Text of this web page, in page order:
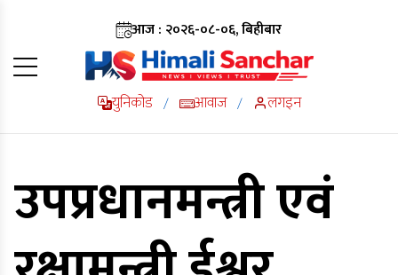
आज : २०२६-०८-०६, बिहीबार
युनिकोड / आवाज / लगइन
उपप्रधानमन्त्री एवं